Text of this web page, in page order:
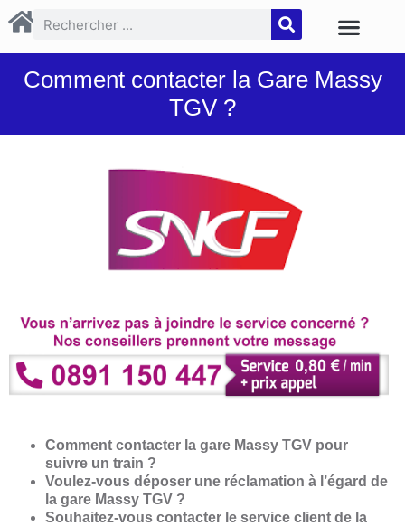
Comment contacter la Gare Massy
TGV ?
Comment contacter la gare Massy TGV pour
suivre un train ?
Voulez-vous déposer une réclamation à l’égard de
la gare Massy TGV ?
Souhaitez-vous contacter le service client de la